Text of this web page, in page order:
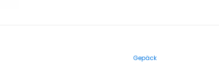
Gepäck